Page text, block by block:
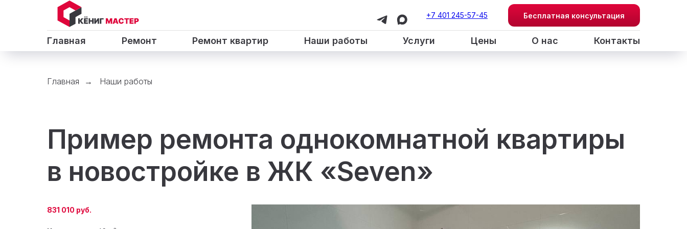
+7 401 245-57-45 Бесплатная консультация
Главная Ремонт Ремонт квартир Наши работы Услуги Цены О нас Контакты
Главная → Наши работы
Пример ремонта однокомнатной квартиры
в новостройке в ЖК «Seven»
831 010 руб.